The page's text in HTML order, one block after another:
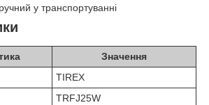
у транспортуванні
Значення
TIREX
TRFJ25W